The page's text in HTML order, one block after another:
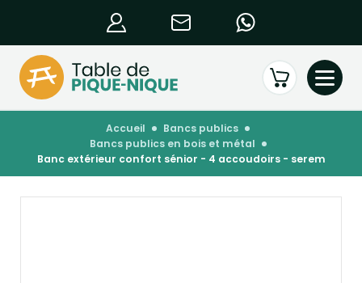
accueil
bancs publics
bancs publics en bois et métal
banc extérieur confort sénior - 4 accoudoirs - serem